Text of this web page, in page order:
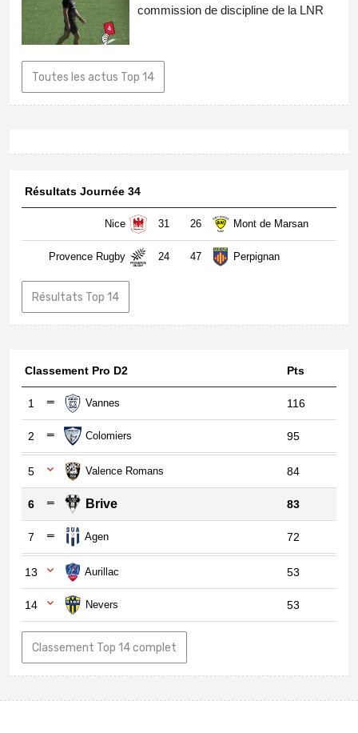
commission de discipline de la LNR
Toutes les actus Top 14
Résultats Journée 34
Nice 31 26 Mont de Marsan
Provence Rugby 24 47 Perpignan
Résultats Top 14
Classement Pro D2 Pts
1 Vannes 116
2 Colomiers 95
5 Valence Romans 84
6 Brive 83
7 Agen 72
13 Aurillac 53
14 Nevers 53
Classement Top 14 complet